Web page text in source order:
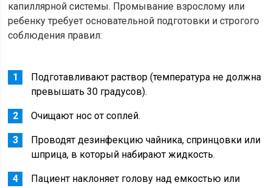
капиллярной системы. Промывание взрослому или
ребенку требует основательной подготовки и строгого
соблюдения правил:
Подготавливают раствор (температура не должна
превышать 30 градусов).
Очищают нос от соплей.
Проводят дезинфекцию чайника, спринцовки или
шприца, в который набирают жидкость.
Пациент наклоняет голову над емкостью или